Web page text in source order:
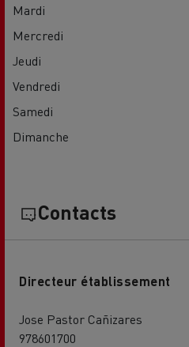
Mardi
Mercredi
Jeudi
Vendredi
Samedi
Dimanche
Contacts
Directeur établissement
Jose Pastor Cañizares
978601700